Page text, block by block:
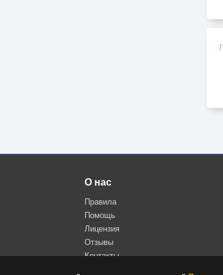
О нас
Правила
Помощь
Лицензия
Отзывы
Контакты